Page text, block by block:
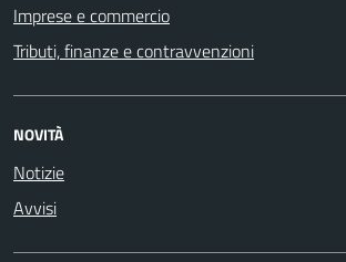
Imprese e commercio
Tributi, finanze e contravvenzioni
NOVITÀ
Notizie
Avvisi